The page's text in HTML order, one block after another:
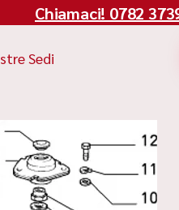
Chiamaci! 0782
Sedi